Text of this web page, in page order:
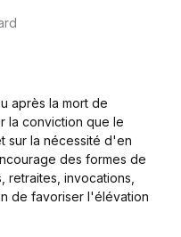
après la mort de
la conviction que le
sur la nécessité d'en
des formes de
retraites, invocations,
de favoriser l'élévation